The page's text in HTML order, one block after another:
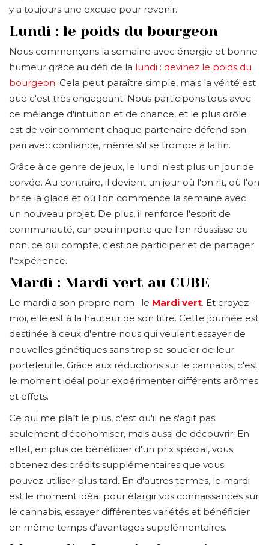
y a toujours une excuse pour revenir.
Lundi : le poids du bourgeon
Nous commençons la semaine avec énergie et bonne
humeur grâce au défi de la lundi : devinez le poids du
bourgeon. Cela peut paraître simple, mais la vérité est
que c'est très engageant. Nous participons tous avec
ce mélange d'intuition et de chance, et le plus drôle
est de voir comment chaque partenaire défend son
pari avec confiance, même s'il se trompe à la fin.
Grâce à ce genre de jeux, le lundi n'est plus un jour de
corvée. Au contraire, il devient un jour où l'on rit, où l'on
brise la glace et où l'on commence la semaine avec
un nouveau projet. De plus, il renforce l'esprit de
communauté, car peu importe que l'on réussisse ou
non, ce qui compte, c'est de participer et de partager
l'expérience.
Mardi : Mardi vert au CUBE
Le mardi a son propre nom : le Mardi vert. Et croyez-
moi, elle est à la hauteur de son titre. Cette journée est
destinée à ceux d'entre nous qui veulent essayer de
nouvelles génétiques sans trop se soucier de leur
portefeuille. Grâce aux réductions sur le cannabis, c'est
le moment idéal pour expérimenter différents arômes
et effets.
Ce qui me plaît le plus, c'est qu'il ne s'agit pas
seulement d'économiser, mais aussi de découvrir. En
effet, en plus de bénéficier d'un prix spécial, vous
obtenez des crédits supplémentaires que vous
pouvez utiliser plus tard. En d'autres termes, le mardi
est le moment idéal pour élargir vos connaissances sur
le cannabis, essayer différentes variétés et bénéficier
en même temps d'avantages supplémentaires.